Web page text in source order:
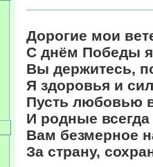
Дорогие мои
С днём Победы
Вы держитесь,
Я здоровья и
Пусть любовью
И родные
Вам безмерное
За страну,